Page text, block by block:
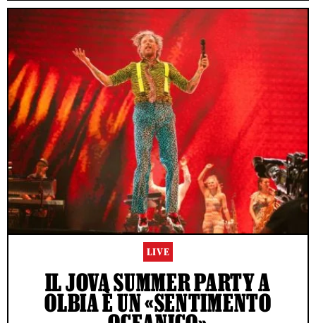
LIVE
IL JOVA SUMMER PARTY A
OLBIA È UN «SENTIMENTO